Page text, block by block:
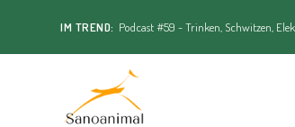
IM TREND: Podcast #59 - Trinken, Schwitzen,